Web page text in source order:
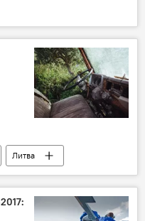
Департамент спасения и противопожарной безопасности
Литва
автомобили